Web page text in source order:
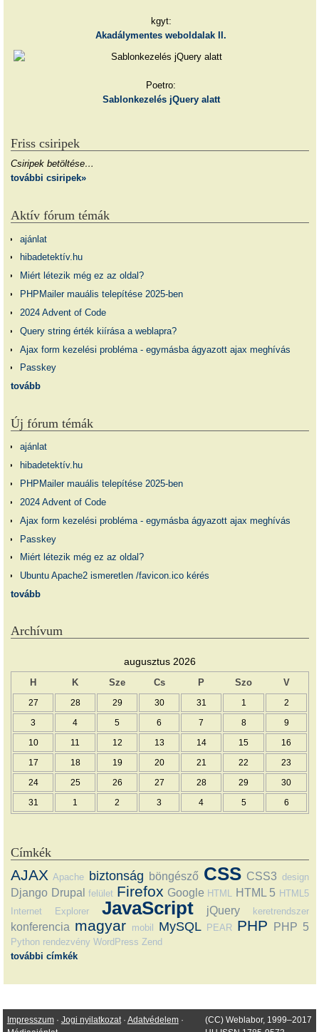
kgyt:
Akadálymentes weboldalak II.
Poetro:
Sablonkezelés jQuery alatt
Friss csiripek
Csiripek betöltése…
további csiripek»
Aktív fórum témák
ajánlat
hibadetektív.hu
Miért létezik még ez az oldal?
PHPMailer mauális telepítése 2025-ben
2024 Advent of Code
Query string érték kiírása a weblapra?
Ajax form kezelési probléma - egymásba ágyazott ajax meghívás
Passkey
tovább
Új fórum témák
ajánlat
hibadetektív.hu
PHPMailer mauális telepítése 2025-ben
2024 Advent of Code
Ajax form kezelési probléma - egymásba ágyazott ajax meghívás
Passkey
Miért létezik még ez az oldal?
Ubuntu Apache2 ismeretlen /favicon.ico kérés
tovább
Archívum
augusztus 2026
H K Sze Cs P Szo V
27 28 29 30 31 1 2
3 4 5 6 7 8 9
10 11 12 13 14 15 16
17 18 19 20 21 22 23
24 25 26 27 28 29 30
31 1 2 3 4 5 6
Címkék
AJAX Apache biztonság böngésző CSS CSS3 design
Django Drupal felület Firefox Google HTML HTML 5 HTML5
Internet Explorer
JavaScript jQuery keretrendszer
konferencia magyar mobil MySQL PEAR PHP PHP 5
Python rendezvény WordPress Zend
további címkék
(CC) Weblabor, 1999–2017
Impresszum· Jogi nyilatkozat· Adatvédelem·